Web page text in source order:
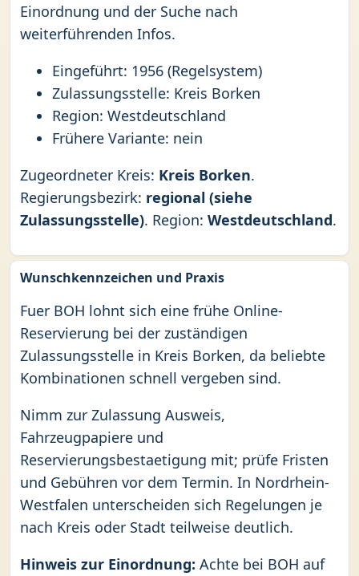
Einordnung und der Suche nach
weiterführenden Infos.
Eingeführt: 1956 (Regelsystem)
Zulassungsstelle: Kreis Borken
Region: Westdeutschland
Frühere Variante: nein
Zugeordneter Kreis: Kreis Borken.
Regierungsbezirk: regional (siehe
Zulassungsstelle). Region: Westdeutschland.
Wunschkennzeichen und Praxis
Fuer BOH lohnt sich eine frühe Online-
Reservierung bei der zuständigen
Zulassungsstelle in Kreis Borken, da beliebte
Kombinationen schnell vergeben sind.
Nimm zur Zulassung Ausweis,
Fahrzeugpapiere und
Reservierungsbestaetigung mit; prüfe Fristen
und Gebühren vor dem Termin. In Nordrhein-
Westfalen unterscheiden sich Regelungen je
nach Kreis oder Stadt teilweise deutlich.
Hinweis zur Einordnung: Achte bei BOH auf